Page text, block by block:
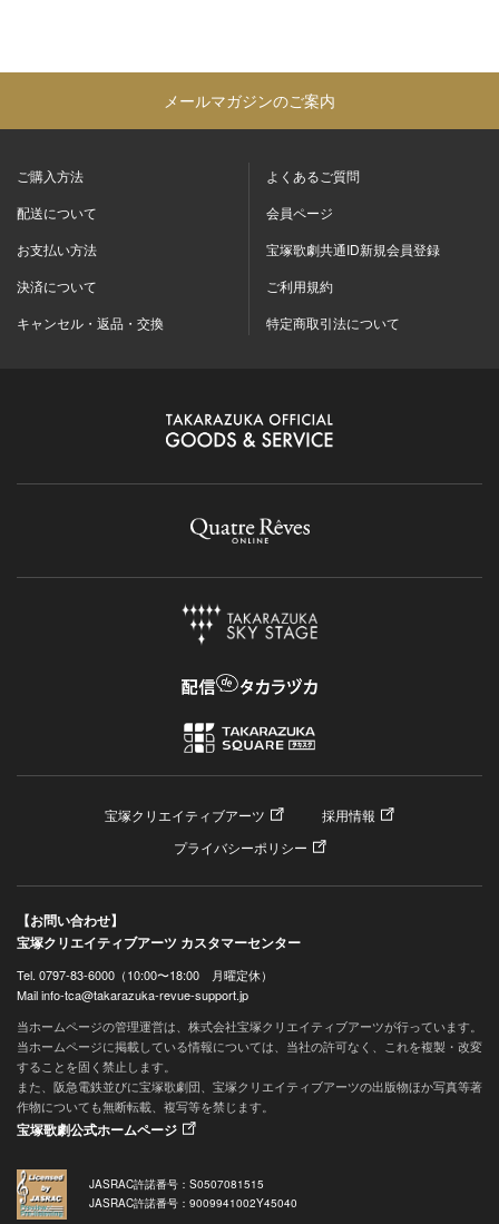
メールマガジンのご案内
ご購入方法
配送について
お支払い方法
決済について
キャンセル・返品・交換
よくあるご質問
会員ページ
宝塚歌劇共通ID新規会員登録
ご利用規約
特定商取引法について
宝塚クリエイティブアーツ
採用情報
プライバシーポリシー
【お問い合わせ】
宝塚クリエイティブアーツ カスタマーセンター
Tel. 0797-83-6000（10:00〜18:00 月曜定休）
Mail info-tca@takarazuka-revue-support.jp
当ホームページの管理運営は、株式会社宝塚クリエイティブアーツが行っています。
当ホームページに掲載している情報については、当社の許可なく、これを複製・改変
することを固く禁止します。
また、阪急電鉄並びに宝塚歌劇団、宝塚クリエイティブアーツの出版物ほか写真等著
作物についても無断転載、複写等を禁じます。
宝塚歌劇公式ホームページ
JASRAC許諾番号：S0507081515
JASRAC許諾番号：9009941002Y45040